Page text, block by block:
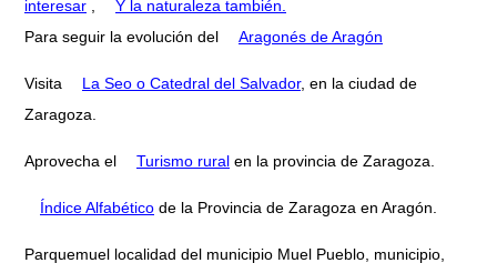
interesar
Y la naturaleza también.
Para seguir la evolución del
Aragonés de Aragón
Visita La Seo o Catedral del Salvador, en la ciudad de
Zaragoza.
Aprovecha el Turismo rural en la provincia de Zaragoza.
Índice Alfabético de la Provincia de Zaragoza en Aragón.
Parquemuel localidad del municipio Muel Pueblo, municipio,